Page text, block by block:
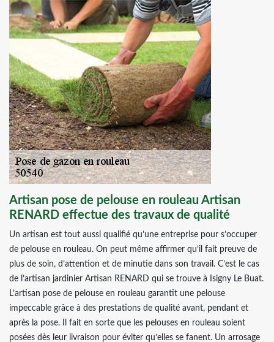
Artisan pose de pelouse en rouleau Artisan
RENARD effectue des travaux de qualité
Un artisan est tout aussi qualifié qu’une entreprise pour s’occuper
de pelouse en rouleau. On peut même affirmer qu’il fait preuve de
plus de soin, d’attention et de minutie dans son travail. C’est le cas
de l’artisan jardinier Artisan RENARD qui se trouve à Isigny Le Buat.
L’artisan pose de pelouse en rouleau garantit une pelouse
impeccable grâce à des prestations de qualité avant, pendant et
après la pose. Il fait en sorte que les pelouses en rouleau soient
posées dès leur livraison pour éviter qu’elles se fanent. Un arrosage